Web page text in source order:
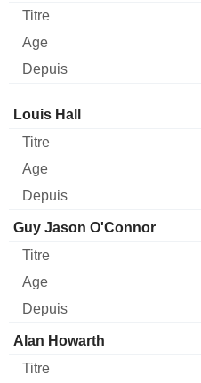
Administrateur
Louis Hall
Guy Jason O'Connor
Alan Howarth